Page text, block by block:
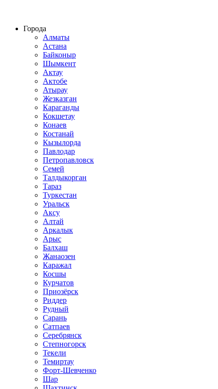
Города
Алматы
Астана
Байконыр
Шымкент
Актау
Актобе
Атырау
Жезказган
Караганды
Кокшетау
Конаев
Костанай
Кызылорда
Павлодар
Петропавловск
Семей
Талдыкорган
Тараз
Туркестан
Уральск
Аксу
Алтай
Аркалык
Арыс
Балхаш
Жанаозен
Каражал
Косшы
Курчатов
Приозёрск
Риддер
Рудный
Сарань
Сатпаев
Серебрянск
Степногорск
Текели
Темиртау
Форт-Шевченко
Шар